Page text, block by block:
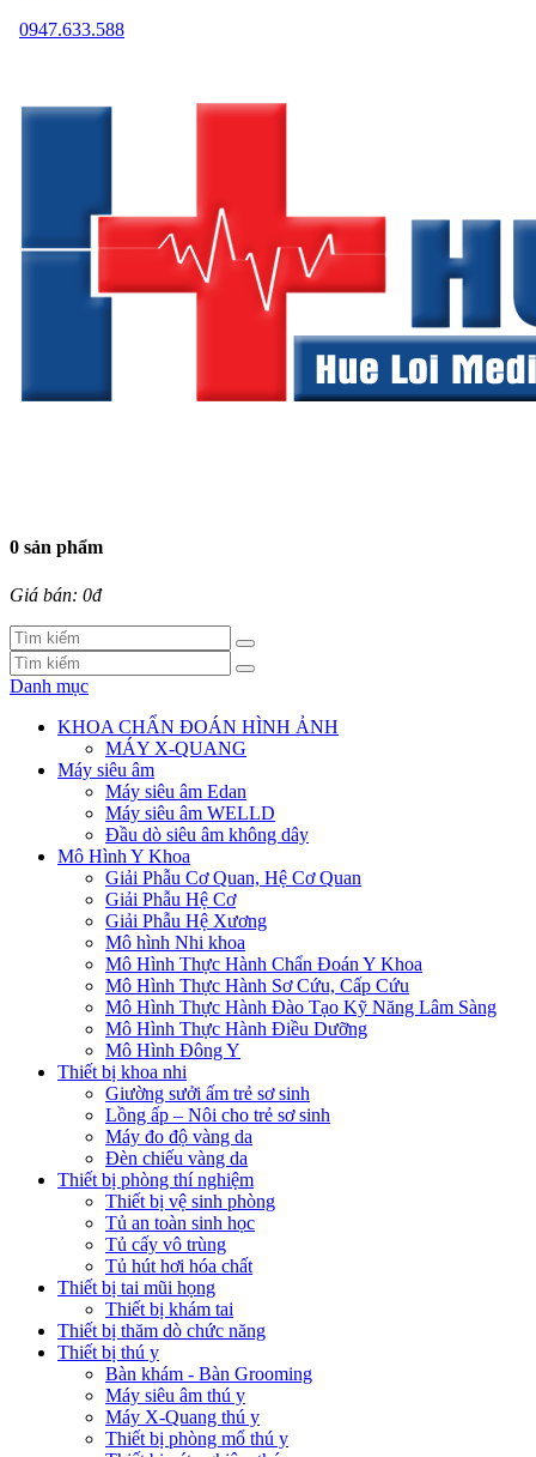
0947.633.588
0 sản phẩm
Giá bán: 0đ
Danh mục
KHOA CHẨN ĐOÁN HÌNH ẢNH
MÁY X-QUANG
Máy siêu âm
Máy siêu âm Edan
Máy siêu âm WELLD
Đầu dò siêu âm không dây
Mô Hình Y Khoa
Giải Phẫu Cơ Quan, Hệ Cơ Quan
Giải Phẫu Hệ Cơ
Giải Phẫu Hệ Xương
Mô hình Nhi khoa
Mô Hình Thực Hành Chẩn Đoán Y Khoa
Mô Hình Thực Hành Sơ Cứu, Cấp Cứu
Mô Hình Thực Hành Đào Tạo Kỹ Năng Lâm Sàng
Mô Hình Thực Hành Điều Dưỡng
Mô Hình Đông Y
Thiết bị khoa nhi
Giường sưởi ấm trẻ sơ sinh
Lồng ấp – Nôi cho trẻ sơ sinh
Máy đo độ vàng da
Đèn chiếu vàng da
Thiết bị phòng thí nghiệm
Thiết bị vệ sinh phòng
Tủ an toàn sinh học
Tủ cấy vô trùng
Tủ hút hơi hóa chất
Thiết bị tai mũi họng
Thiết bị khám tai
Thiết bị thăm dò chức năng
Thiết bị thú y
Bàn khám - Bàn Grooming
Máy siêu âm thú y
Máy X-Quang thú y
Thiết bị phòng mổ thú y